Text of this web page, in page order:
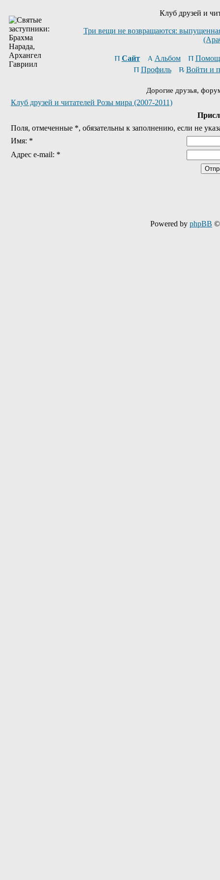
Клуб друзей и
Три вещи не возвращаются:
Сайт Альбом
Профиль
Войти и
Дорогие друзья,
Клуб друзей и читателей Розы мира (2007-2011)
Поля, отмеченные *, обязательны к заполнению, если не
Имя: *
Адрес e-mail: *
Powered by phpBB ©